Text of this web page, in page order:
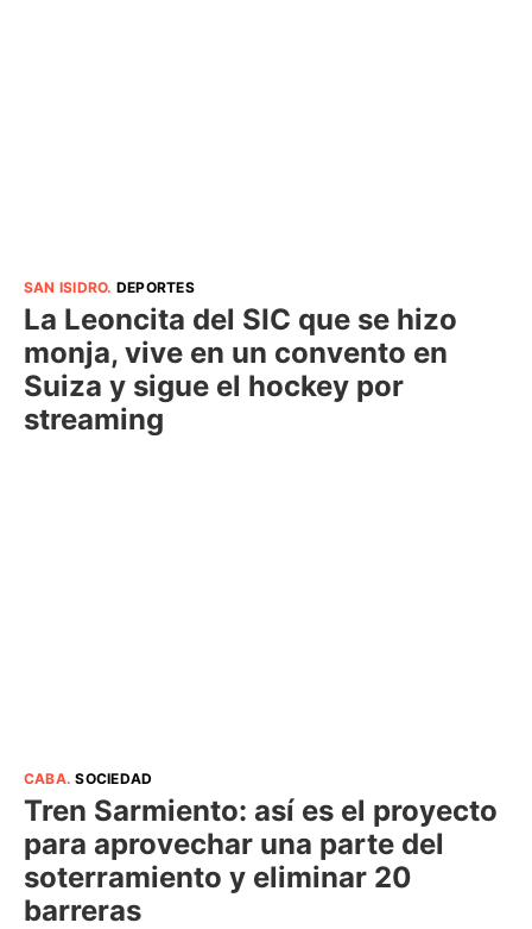
SAN ISIDRO. DEPORTES
La Leoncita del SIC que se hizo
monja, vive en un convento en
Suiza y sigue el hockey por
streaming
CABA.SOCIEDAD
Tren Sarmiento: así es el proyecto
para aprovechar una parte del
soterramiento y eliminar 20
barreras